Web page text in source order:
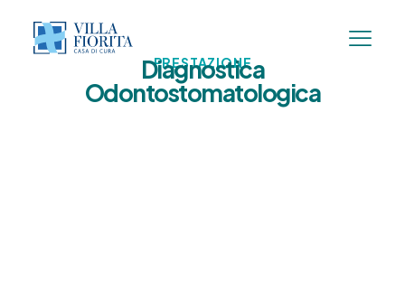
PRESTAZIONE
Diagnostica
Odontostomatologica